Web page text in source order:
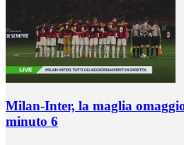
Milan-Inter, la maglia
minuto 6